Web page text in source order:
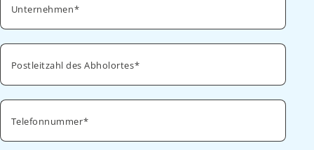
Unternehmen
Postleitzahl des Abholortes
Telefonnummer